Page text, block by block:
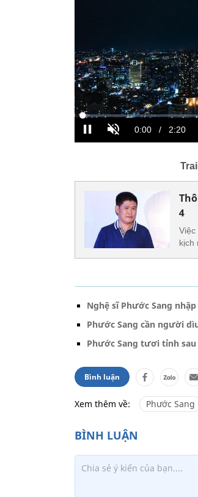
4
Việc
kịch
Nghệ sĩ Phước Sang
Phước Sang cần người
Phước Sang tươi tỉnh
Bình luận
Xem thêm về: Phước Sang